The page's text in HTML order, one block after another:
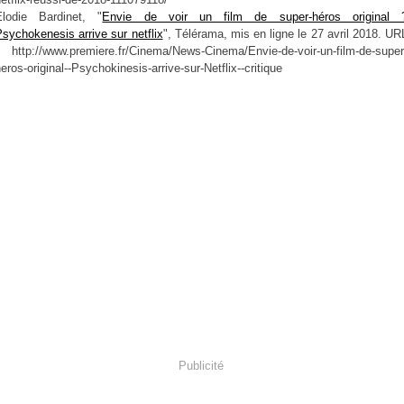
Bardinet, " Envie de voir un film de super-héros original
arrive sur netflix", Télérama, mis en ligne le 27 avril 2018.
www.premiere.fr/Cinema/News-Cinema/Envie-de-voir-un-film-de-
original--Psychokinesis-arrive-sur-Netflix--critique
Publicité